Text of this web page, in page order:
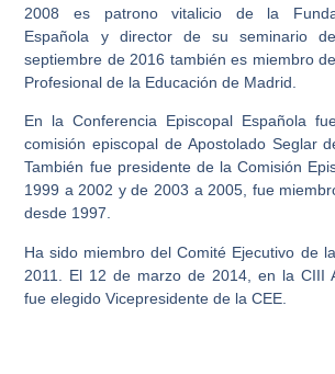
2008 es patrono vitalicio de la
Española y director de su seminario
septiembre de 2016 también es miembro
Profesional de la Educación de Madrid.
En la Conferencia Episcopal Española
comisión episcopal de Apostolado Seglar
También fue presidente de la Comisión
1999 a 2002 y de 2003 a 2005, fue
desde 1997.
Ha sido miembro del Comité Ejecutivo de
2011. El 12 de marzo de 2014, en la CIII
fue elegido Vicepresidente de la CEE.